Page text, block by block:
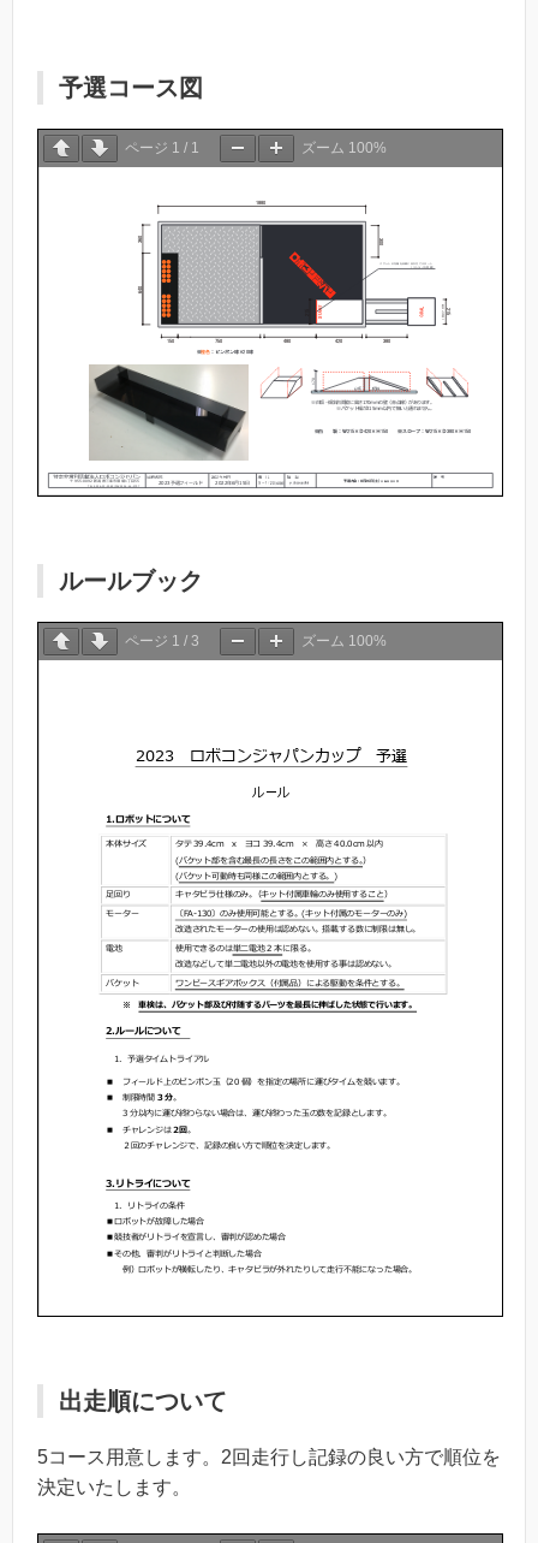
予選コース図
ページ 1 / 1 ズーム 100%
ルールブック
ページ 1 / 3 ズーム 100%
出走順について
5コース用意します。2回走行し記録の良い方で順位を
決定いたします。